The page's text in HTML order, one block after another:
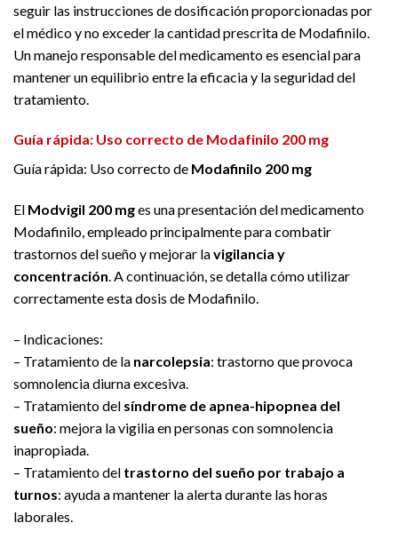
seguir las instrucciones de dosificación proporcionadas por
el médico y no exceder la cantidad prescrita de Modafinilo.
Un manejo responsable del medicamento es esencial para
mantener un equilibrio entre la eficacia y la seguridad del
tratamiento.
Guía rápida: Uso correcto de Modafinilo 200 mg
Guía rápida: Uso correcto de Modafinilo 200 mg
El Modvigil 200 mges una presentación del medicamento
Modafinilo, empleado principalmente para combatir
trastornos del sueño y mejorar lavigilancia y
concentración. A continuación, se detalla cómo utilizar
correctamente esta dosis de Modafinilo.
– Indicaciones:
– Tratamiento de la narcolepsia: trastorno que provoca
somnolencia diurna excesiva.
– Tratamiento del síndrome de apnea-hipopnea del
sueño: mejora la vigilia en personas con somnolencia
inapropiada.
– Tratamiento del trastorno del sueño por trabajo a
turnos: ayuda a mantener la alerta durante las horas
laborales.